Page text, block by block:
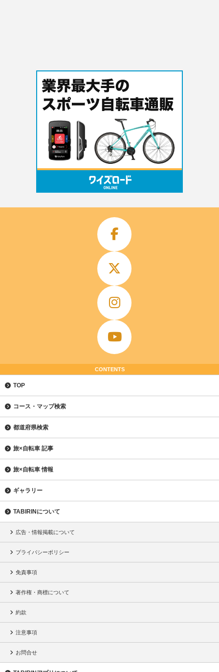
CONTENTS
TOP
コース・マップ検索
都道府県検索
旅×自転車 記事
旅×自転車 情報
ギャラリー
TABIRINについて
広告・情報掲載について
プライバシーポリシー
免責事項
著作権・商標について
約款
注意事項
お問合せ